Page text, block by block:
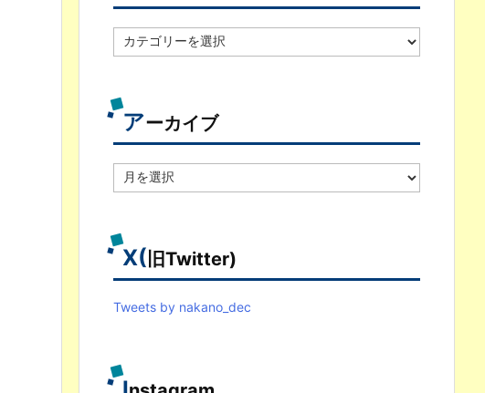
テ
別
アーカイブ
ー
ブ
X( 旧Twitter)
Tweets by nakano_dec